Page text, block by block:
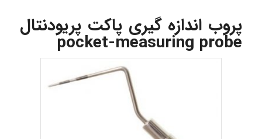
پروب اندازه گیری پاکت پریودنتال
pocket-measuring probe